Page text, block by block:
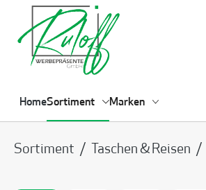
Zur Hauptnavigation springen
HomeSortiment Marken
Sortiment / Taschen & Reisen /